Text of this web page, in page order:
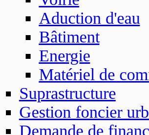
Aduction d'eau
Bâtiment
Energie
Matériel de
Suprastructure
Gestion foncier
Demande de